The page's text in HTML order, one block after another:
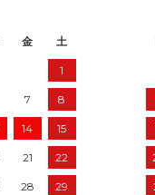
金 土
1
7 8
14 15
21 22
28 29